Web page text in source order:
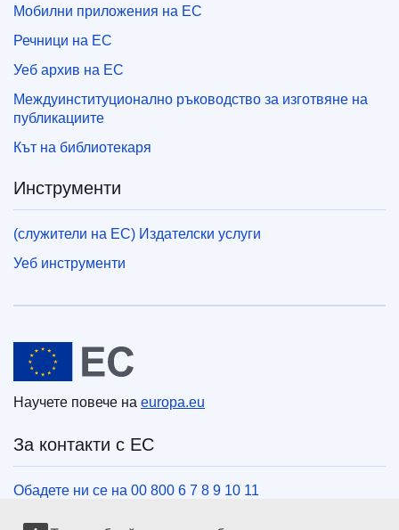
Мобилни приложения на ЕС
Речници на ЕС
Уеб архив на ЕС
Междуинституционално ръководство за изготвяне на
публикациите
Кът на библиотекаря
Инструменти
(служители на ЕС) Издателски услуги
Уеб инструменти
Европейски съюз
Научете повече на europa.eu
За контакти с ЕС
Обадете ни се на 00 800 6 7 8 9 10 11
Използвайте други телефонни номера